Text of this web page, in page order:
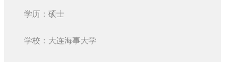
学历：硕士
学校：大连海事大学